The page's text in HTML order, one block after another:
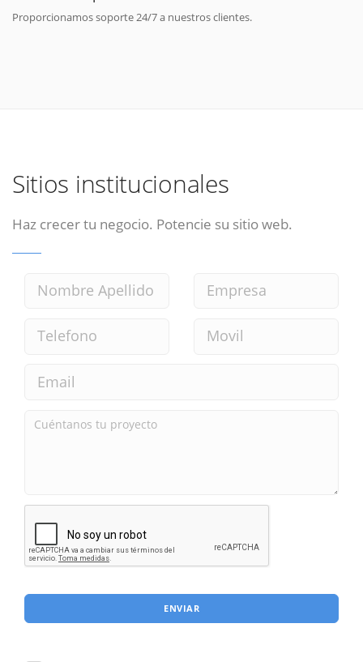
Proporcionamos soporte 24/7 a nuestros clientes.
Sitios institucionales
Haz crecer tu negocio. Potencie su sitio web.
ENVIAR